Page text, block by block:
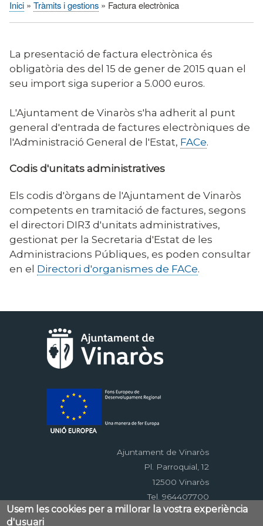
Fil
Inici Tràmits i gestions Factura electrònica
La presentació de factura electrònica és
obligatòria des del 15 de gener de 2015 quan el
seu import siga superior a 5.000 euros.
L'Ajuntament de Vinaròs s'ha adherit al punt
general d'entrada de factures electròniques de
l'Administració General de l'Estat, FACe.
Codis d'unitats administratives
Els codis d'òrgans de l'Ajuntament de Vinaròs
competents en tramitació de factures, segons
el directori DIR3 d'unitats administratives,
gestionat per la Secretaria d'Estat de les
Administracions Públiques, es poden consultar
en el Directori d'organismes de FACe.
Ajuntament de Vinaròs
Pl. Parroquial, 12
12500 Vinaròs
Tel. 964407700
Usem les cookies per a millorar la vostra experiència
d'usuari